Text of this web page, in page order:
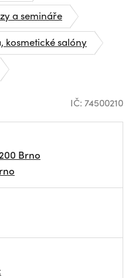
a semináře
kosmetické salóny
IČ: 74500210
Brno